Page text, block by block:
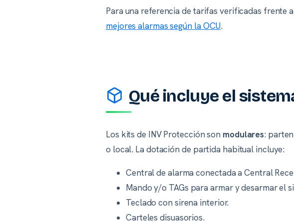
Para una referencia de tarifas verificadas frente
mejores alarmas según la OCU.
Qué incluye el
Los kits de INV Protección son modulares:
o local. La dotación de partida habitual incluye:
Central de alarma conectada a Central
Mando y/o TAGs para armar y desarmar el
Teclado con sirena interior.
Carteles disuasorios.